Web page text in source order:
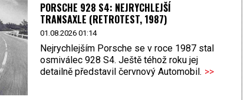
PORSCHE 928 S4: NEJRYCHLEJŠÍ
TRANSAXLE (RETROTEST, 1987)
01.08.2026 01:14
Nejrychlejším Porsche se v roce 1987 stal
osmiválec 928 S4. Ještě téhož roku jej
detailně představil červnový Automobil. >>